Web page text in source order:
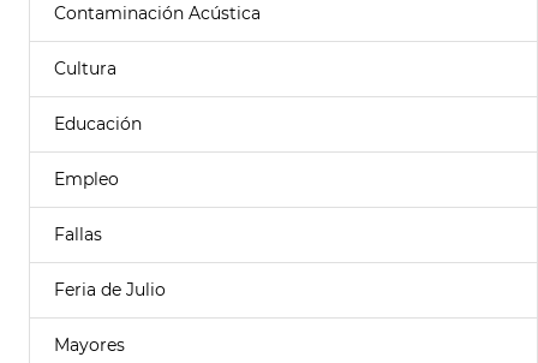
Contaminación Acústica
Cultura
Educación
Empleo
Fallas
Feria de Julio
Mayores